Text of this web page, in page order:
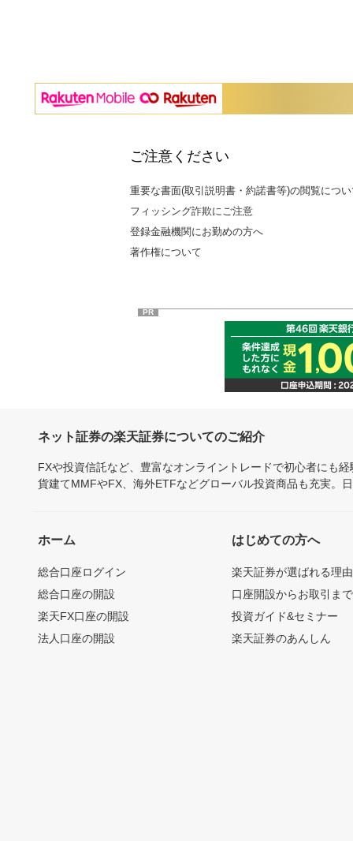
ご注意ください
重要な書面(取引説明書・約諾書等)の閲覧につ
フィッシング詐欺にご注意
登録金融機関にお勤めの方へ
著作権について
PR
ネット証券の楽天証券についてのご紹介
FXや投資信託など、豊富なオンライントレードで初心者にも
貨建てMMFやFX、海外ETFなどグローバル投資商品も充実。
ホーム
総合口座ログイン
総合口座の開設
楽天FX口座の開設
法人口座の開設
はじめての方へ
楽天証券が選ばれる理由
口座開設からお取引ま
投資ガイド&セミナー
楽天証券のあんしん